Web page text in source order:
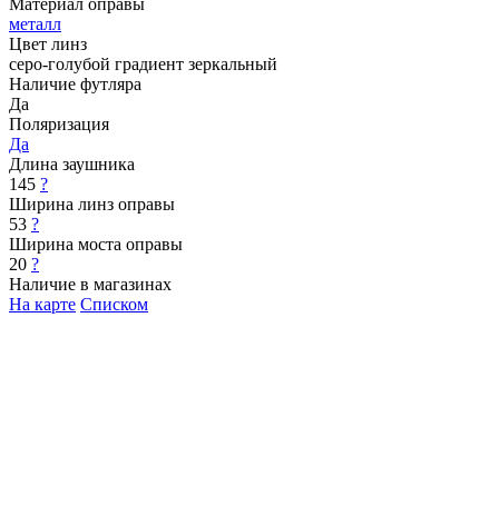
металл
Цвет линз
серо-голубой градиент зеркальный
Наличие футляра
Да
Поляризация
Да
Длина заушника
145 ?
Ширина линз оправы
53 ?
Ширина моста оправы
20 ?
Наличие в магазинах
На карте Списком